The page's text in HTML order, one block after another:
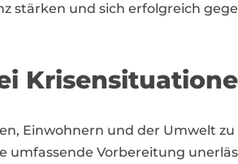
stärken und sich erfolgreich
Einwohnern und der Umwelt zu
umfassende Vorbereitung